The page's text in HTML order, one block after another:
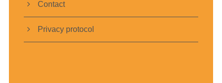
Contact
Privacy protocol